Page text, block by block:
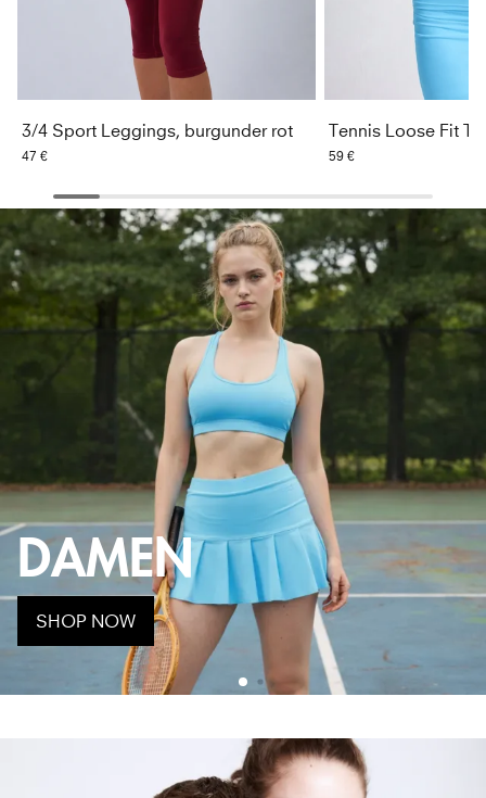
3/4 Sport Leggings, burgunder rot
47 € 59 €
DAMEN
SHOP NOW